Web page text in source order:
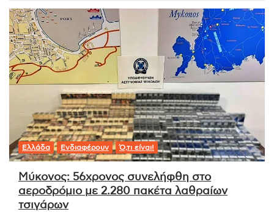
Ελλάδα Ενδιαφέρουν Ό,τι είναι!
Μύκονος: 56χρονος συνελήφθη στο
αεροδρόμιο με 2.280 πακέτα λαθραίων
τσιγάρων